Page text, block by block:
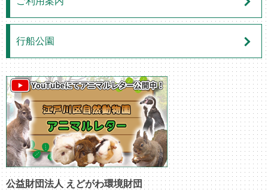
行船公園
公益財団法人 えどがわ環境財団